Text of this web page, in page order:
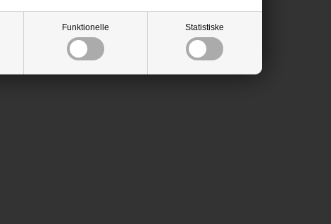
Funktionelle Statistiske